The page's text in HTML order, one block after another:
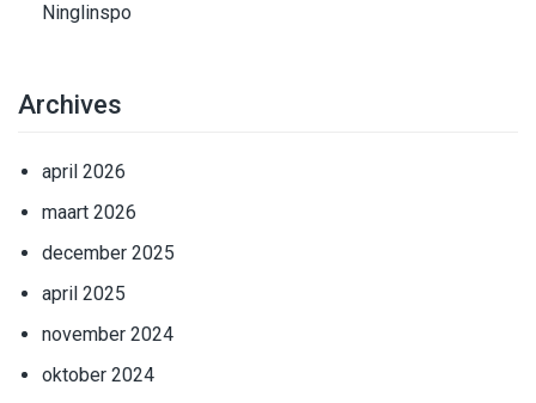
Ninglinspo
Archives
april 2026
maart 2026
december 2025
april 2025
november 2024
oktober 2024